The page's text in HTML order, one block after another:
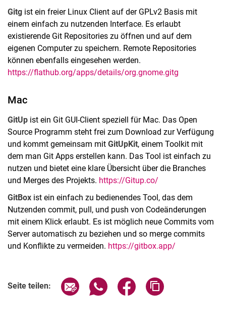
Gitg ist ein freier Linux Client auf der GPLv2 Basis mit
einem einfach zu nutzenden Interface. Es erlaubt
existierende Git Repositories zu öffnen und auf dem
eigenen Computer zu speichern. Remote Repositories
können ebenfalls eingesehen werden.
https://flathub.org/apps/details/org.gnome.gitg
Mac
GitUp ist ein Git GUI-Client speziell für Mac. Das Open
Source Programm steht frei zum Download zur Verfügung
und kommt gemeinsam mit GitUpKit, einem Toolkit mit
dem man Git Apps erstellen kann. Das Tool ist einfach zu
nutzen und bietet eine klare Übersicht über die Branches
und Merges des Projekts. https://Gitup.co/
GitBox ist ein einfach zu bedienendes Tool, das dem
Nutzenden commit, pull, und push von Codeänderungen
mit einem Klick erlaubt. Es ist möglich neue Commits vom
Server automatisch zu beziehen und so merge commits
und Konflikte zu vermeiden. https://gitbox.app/
Seite teilen: Seite über E-Mail teilen
Seite über WhatsApp teilen
Seite über Facebook